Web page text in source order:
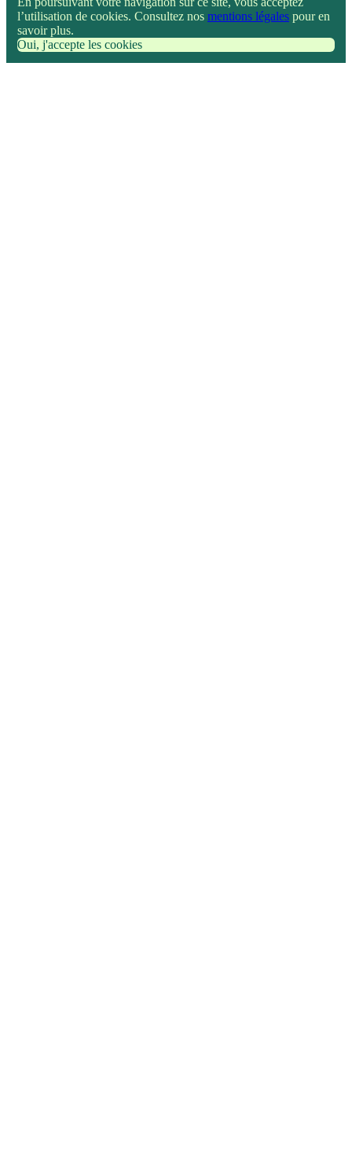
l’utilisation de cookies. Consultez nos mentions légales pour en
savoir plus.
Oui, j'accepte les cookies